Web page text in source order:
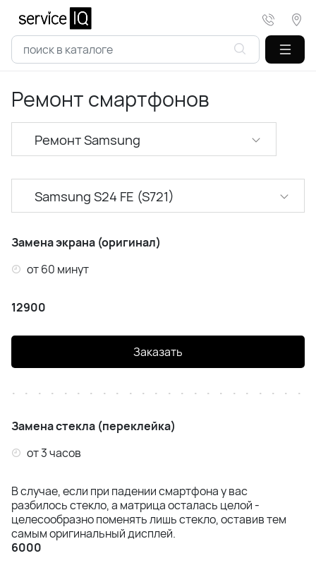
Ремонт смартфонов
Ремонт Realme
Ремонт Samsung
Ремонт Huawei
Ремонт Honor
Ремонт Infinix
Samsung A53 (A536)
Samsung A55 (A556)
Samsung A56 (A566)
Samsung A57 (A576)
Samsung S20 (G980)
Samsung S20 Ultra (G988)
Samsung S20 FE (G780)
Samsung S24 FE (S721)
Замена экрана (оригинал)
от 60 минут
12900
Заказать
Замена стекла (переклейка)
от 3 часов
В случае, если при падении смартфона у вас
разбилось стекло, а матрица осталась целой -
целесообразно поменять лишь стекло, оставив тем
самым оригинальный дисплей.
6000